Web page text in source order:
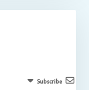
Subscribe